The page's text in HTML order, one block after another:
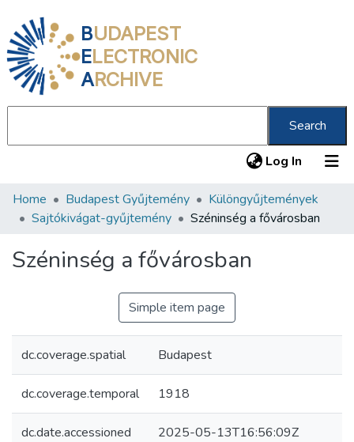
BUDAPEST
ELECTRONIC
ARCHIVE
Search
Log In (current)
Communities & Collections
Statistics
Home Budapest Gyűjtemény
Különgyűjtemények
Sajtókivágat-gyűjtemény
Széninség a fővárosban
Széninség a fővárosban
Simple item page
dc.coverage.spatial Budapest
dc.coverage.temporal 1918
dc.date.accessioned 2025-05-13T16:56:09Z